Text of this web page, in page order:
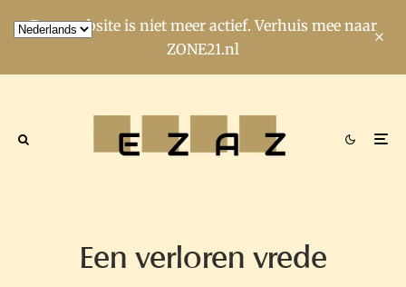
Deze website is niet meer actief. Verhuis mee naar
ZONE21.nl
Een verloren vrede